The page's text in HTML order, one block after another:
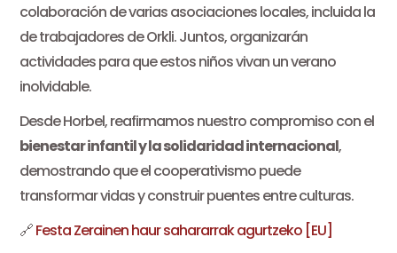
colaboración de varias asociaciones locales, incluida la
de trabajadores de Orkli. Juntos, organizarán
actividades para que estos niños vivan un verano
inolvidable.
Desde Horbel, reafirmamos nuestro compromiso con el
bienestar infantil y la solidaridad internacional,
demostrando que el cooperativismo puede
transformar vidas y construir puentes entre culturas.
🔗Festa Zerainen haur sahararrak agurtzeko [EU]